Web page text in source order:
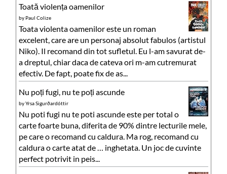
Toată violența oamenilor
by Paul Colize
Toata violenta oamenilor este un roman
excelent, care are un personaj absolut fabulos (artistul
Niko). Il recomand din tot sufletul. Eu l-am savurat de-
a dreptul, chiar daca de cateva ori m-am cutremurat
efectiv. De fapt, poate fix de as...
Nu poți fugi, nu te poți ascunde
byYrsa Sigurðardóttir
Nu poti fugi nu te poti ascunde este per total o
carte foarte buna, diferita de 90% dintre lecturile mele,
pe care o recomand cu caldura. Ma rog, recomand cu
caldura o carte atat de … inghetata. Un joc de cuvinte
perfect potrivit in peis...